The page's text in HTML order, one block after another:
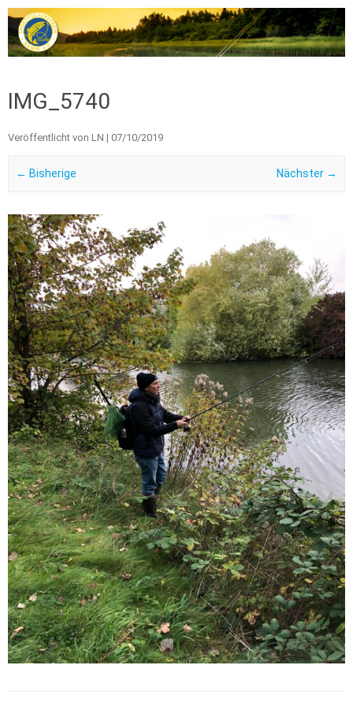
IMG_5740
Veröffentlicht von LN | 07/10/2019
← Bisherige Nächster →